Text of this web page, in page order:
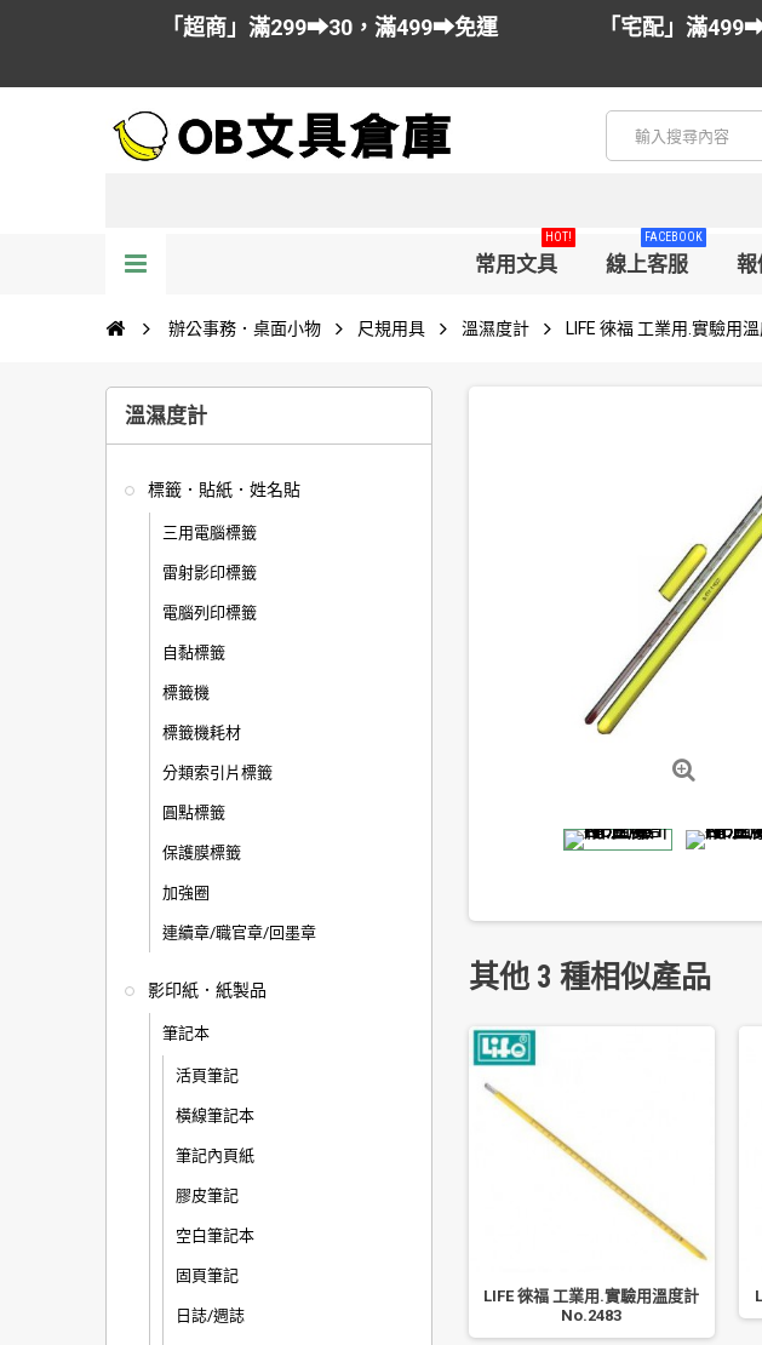
「超商」滿299➡30，滿499➡免運
「宅配」滿
常用文具
HOT!
線上客服
FACEBOOK
報
辦公事務．桌面小物 尺規用具 溫濕度計 LIFE 徠福 工業用.實驗用
溫濕度計
標籤．貼紙．姓名貼
三用電腦標籤
雷射影印標籤
電腦列印標籤
自黏標籤
標籤機
標籤機耗材
分類索引片標籤
圓點標籤
保護膜標籤
加強圈
連續章/職官章/回墨章
影印紙．紙製品
筆記本
活頁筆記
橫線筆記本
筆記內頁紙
膠皮筆記
空白筆記本
固頁筆記
日誌/週誌
其他 3 種相似產品
LIFE 徠福 工業用.實驗用溫度計
No.2483